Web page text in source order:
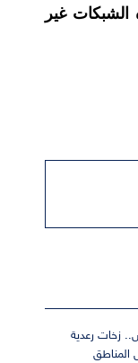
الشبكات غير